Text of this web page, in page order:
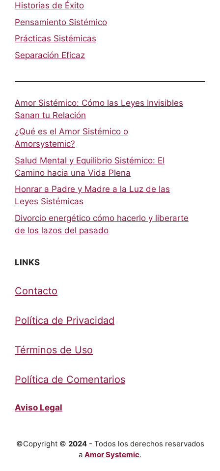
Historias de Éxito
Pensamiento Sistémico
Prácticas Sistémicas
Separación Eficaz
Amor Sistémico: Cómo las Leyes Invisibles
Sanan tu Relación
¿Qué es el Amor Sistémico o
Amorsystemic?
Salud Mental y Equilibrio Sistémico: El
Camino hacia una Vida Plena
Honrar a Padre y Madre a la Luz de las
Leyes Sistémicas
Divorcio energético cómo hacerlo y liberarte
de los lazos del pasado
LINKS
Contacto
Política de Privacidad
Términos de Uso
Política de Comentarios
Aviso Legal
©Copyright © 2024- Todos los derechos reservados
a Amor Systemic.